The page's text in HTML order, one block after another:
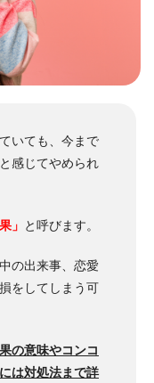
いても、今まで
感じてやめられ
」 と呼びます。
の出来事、恋愛
をしてしまう可
の意味やコンコ
は対処法まで詳